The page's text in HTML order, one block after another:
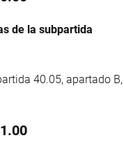
de la subpartida
40.05, apartado B,